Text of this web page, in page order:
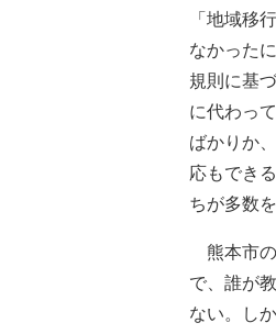
「地域移
なかった
規則に基
に代わっ
ばかりか
応もでき
ちが多数
熊本市の
で、誰が
ない。し